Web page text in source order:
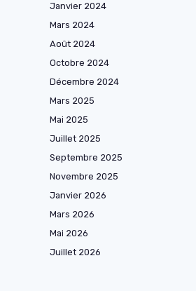
Janvier 2024
Mars 2024
Août 2024
Octobre 2024
Décembre 2024
Mars 2025
Mai 2025
Juillet 2025
Septembre 2025
Novembre 2025
Janvier 2026
Mars 2026
Mai 2026
Juillet 2026